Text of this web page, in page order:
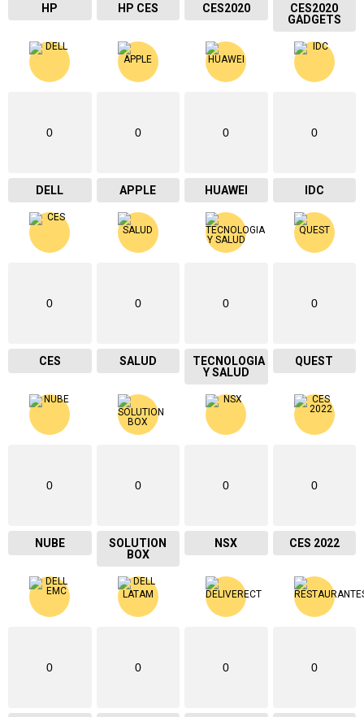
HP HP CES CES2020
CES2020
GADGETS
0
DELL
0
APPLE
0
HUAWEI
0
IDC
0
CES
0
SALUD
0
TECNOLOGIA
Y SALUD
0
QUEST
0
NUBE
0
SOLUTION
BOX
0
NSX
0
CES 2022
0 0 0 0